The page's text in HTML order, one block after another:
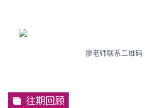
廖老师联系二维码
往期回顾